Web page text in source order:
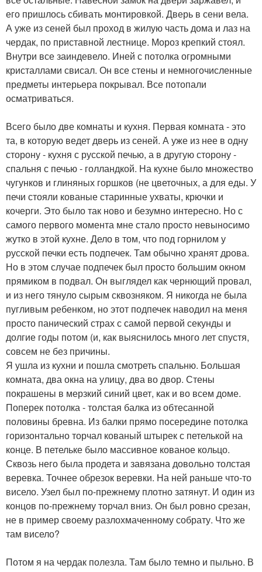
его пришлось сбивать монтировкой. Дверь в сени вела.
А уже из сеней был проход в жилую часть дома и лаз на
чердак, по приставной лестнице. Мороз крепкий стоял.
Внутри все заиндевело. Иней с потолка огромными
кристаллами свисал. Он все стены и немногочисленные
предметы интерьера покрывал. Все потопали
осматриваться.
Всего было две комнаты и кухня. Первая комната - это
та, в которую ведет дверь из сеней. А уже из нее в одну
сторону - кухня с русской печью, а в другую сторону -
спальня с печью - голландкой. На кухне было множество
чугунков и глиняных горшков (не цветочных, а для еды. У
печи стояли кованые старинные ухваты, крючки и
кочерги. Это было так ново и безумно интересно. Но с
самого первого момента мне стало просто невыносимо
жутко в этой кухне. Дело в том, что под горнилом у
русской печки есть подпечек. Там обычно хранят дрова.
Но в этом случае подпечек был просто большим окном
прямиком в подвал. Он выглядел как чернющий провал,
и из него тянуло сырым сквозняком. Я никогда не была
пугливым ребенком, но этот подпечек наводил на меня
просто панический страх с самой первой секунды и
долгие годы потом (и, как выяснилось много лет спустя,
совсем не без причины.
Я ушла из кухни и пошла смотреть спальню. Большая
комната, два окна на улицу, два во двор. Стены
покрашены в мерзкий синий цвет, как и во всем доме.
Поперек потолка - толстая балка из обтесанной
половины бревна. Из балки прямо посередине потолка
горизонтально торчал кованый штырек с петелькой на
конце. В петельке было массивное кованое кольцо.
Сквозь него была продета и завязана довольно толстая
веревка. Точнее обрезок веревки. На ней раньше что-то
висело. Узел был по-прежнему плотно затянут. И один из
концов по-прежнему торчал вниз. Он был ровно срезан,
не в пример своему разлохмаченному собрату. Что же
там висело?
Потом я на чердак полезла. Там было темно и пыльно. В